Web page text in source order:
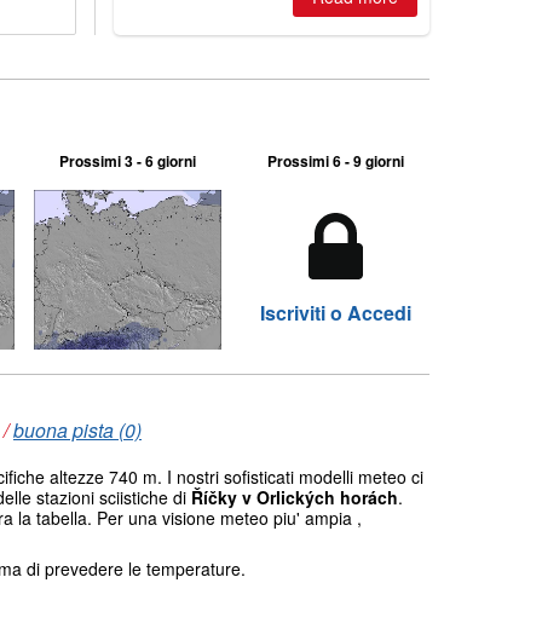
Prossimi 3 - 6 giorni Prossimi 6 - 9 giorni
Iscriviti o Accedi
/buona pista (0)
altezze 740 m. I nostri sofisticati modelli meteo ci
stazioni sciistiche di Říčky v Orlických horách.
la tabella. Per una visione meteo piu' ampia ,
di prevedere le temperature.